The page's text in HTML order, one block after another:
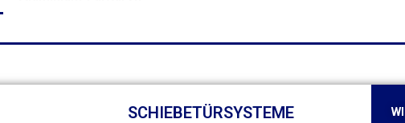
SCHIEBETÜRSYSTEME